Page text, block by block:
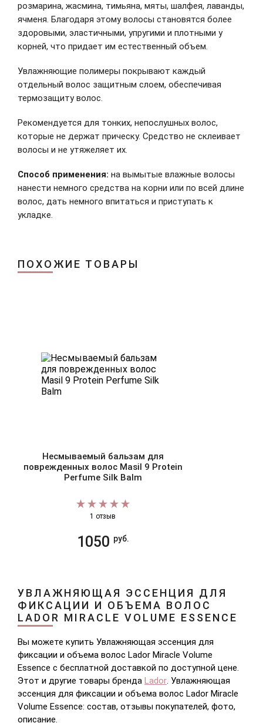
розмарина, жасмина, тимьяна, мяты, шалфея, лаванды,
ячменя. Благодаря этому волосы становятся более
здоровыми, эластичными, упругими и плотными у
корней, что придает им естественный объем.
Увлажняющие полимеры покрывают каждый
отдельный волос защитным слоем, обеспечивая
термозащиту волос.
Рекомендуется для тонких, непослушных волос,
которые не держат прическу. Средство не склеивает
волосы и не утяжеляет их.
Способ применения: на вымытые влажные волосы
нанести немного средства на корни или по всей длине
волос, дать немного впитаться и приступать к
укладке.
ПОХОЖИЕ ТОВАРЫ
Несмываемый бальзам для
поврежденных волос Masil 9 Protein
Perfume Silk Balm
1 отзыв
1050 руб.
УВЛАЖНЯЮЩАЯ ЭССЕНЦИЯ ДЛЯ
ФИКСАЦИИ И ОБЪЕМА ВОЛОС
LADOR MIRACLE VOLUME ESSENCE
Вы можете купить Увлажняющая эссенция для
фиксации и объема волос Lador Miracle Volume
Essence с бесплатной доставкой по доступной цене.
Этот и другие товары бренда Lador. Увлажняющая
эссенция для фиксации и объема волос Lador Miracle
Volume Essence: состав, отзывы покупателей, фото,
описание.